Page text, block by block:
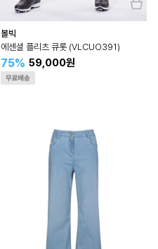
볼빅
에센셜 플리츠 큐롯 (VLCUO391)
75% 59,000원